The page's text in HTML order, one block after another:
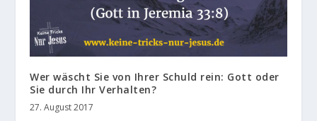
Wer wäscht Sie von Ihrer Schuld rein: Gott oder
Sie durch Ihr Verhalten?
27. August 2017